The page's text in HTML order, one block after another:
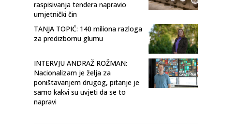
raspisivanja tendera napravio
umjetnički čin
TANJA TOPIĆ: 140 miliona razloga
za predizbornu glumu
INTERVJU ANDRAŽ ROŽMAN:
Nacionalizam je želja za
poništavanjem drugog, pitanje je
samo kakvi su uvjeti da se to
napravi